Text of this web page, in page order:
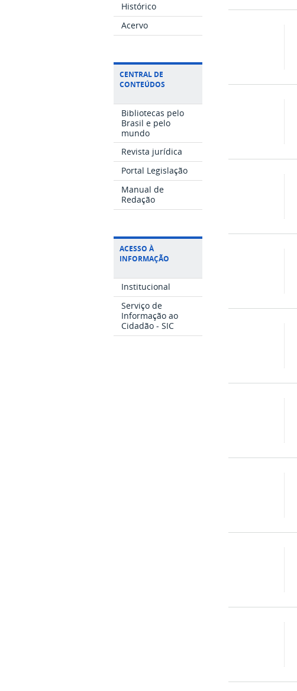
Histórico
Acervo
CENTRAL DE
CONTEÚDOS
Bibliotecas pelo
Brasil e pelo
mundo
Revista jurídica
Portal Legislação
Manual de
Redação
ACESSO À
INFORMAÇÃO
Institucional
Serviço de
Informação ao
Cidadão - SIC